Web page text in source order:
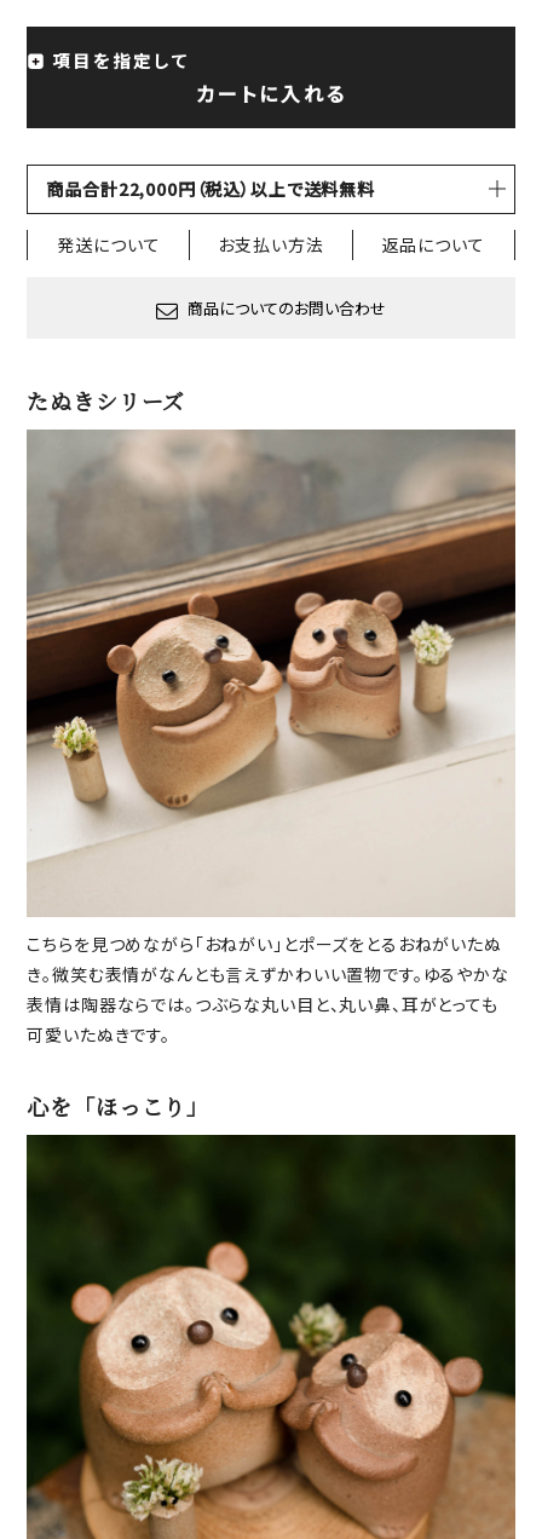
項目を指定して
カートに入れる
商品合計22,000円（税込）以上で送料無料
発送について お支払い方法 返品について
商品についてのお問い合わせ
たぬきシリーズ
こちらを見つめながら「おねがい」とポーズをとるおねがいたぬ
き。微笑む表情がなんとも言えずかわいい置物です。ゆるやかな
表情は陶器ならでは。つぶらな丸い目と、丸い鼻、耳がとっても
可愛いたぬきです。
心を「ほっこり」